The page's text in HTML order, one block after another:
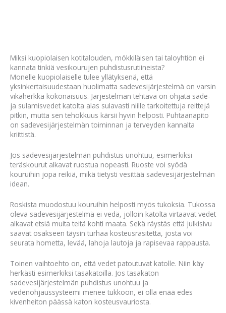
Miksi kuopiolaisen kotitalouden, mökkiläisen tai taloyhtiön ei
kannata tinkiä vesikourujen puhdistusrutiineista?
Monelle kuopiolaiselle tulee yllätyksenä, että
yksinkertaisuudestaan huolimatta sadevesijärjestelmä on varsin
vikaherkkä kokonaisuus. Järjestelmän tehtävä on ohjata sade-
ja sulamisvedet katolta alas sulavasti niille tarkoitettuja reittejä
pitkin, mutta sen tehokkuus kärsii hyvin helposti. Puhtaanapito
on sadevesijärjestelmän toiminnan ja terveyden kannalta
kriittistä.
Jos sadevesijärjestelmän puhdistus unohtuu, esimerkiksi
teräskourut alkavat ruostua nopeasti. Ruoste voi syödä
kouruihin jopa reikiä, mikä tietysti vesittää sadevesijärjestelmän
idean.
Roskista muodostuu kouruihin helposti myös tukoksia. Tukossa
oleva sadevesijärjestelmä ei vedä, jolloin katolta virtaavat vedet
alkavat etsiä muita teitä kohti maata. Sekä räystäs että julkisivu
saavat osakseen täysin turhaa kosteusrasitetta, josta voi
seurata hometta, levää, lahoja lautoja ja rapisevaa rappausta.
Toinen vaihtoehto on, että vedet patoutuvat katolle. Niin käy
herkästi esimerkiksi tasakatoilla. Jos tasakaton
sadevesijärjestelmän puhdistus unohtuu ja
vedenohjaussysteemi menee tukkoon, ei olla enää edes
kivenheiton päässä katon kosteusvauriosta.